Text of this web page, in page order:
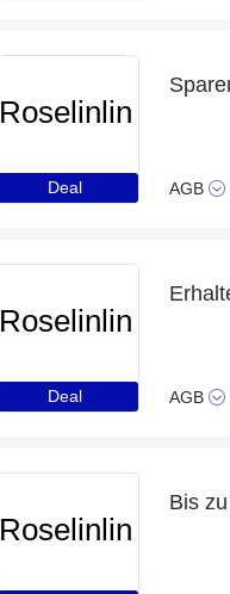
Roselinlin
Deal AGB
Roselinlin
Deal AGB
Roselinlin
Bis